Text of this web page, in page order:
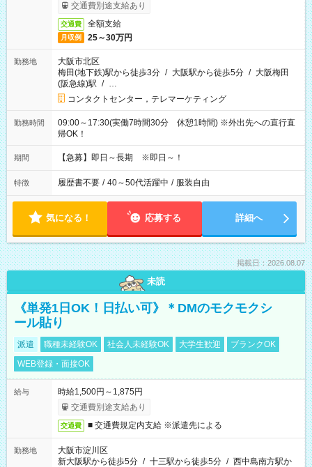
交通費別途支給あり
交通費 全額支給
月収例 25～30万円
勤務地
大阪市北区
梅田(地下鉄)駅から徒歩3分 / 大阪駅から徒歩5分 / 大阪梅田
(阪急線)駅 / …
コンタクトセンター，テレマーケティング
勤務時間
09:00～17:30(実働7時間30分 休憩1時間) ※外出先への直行直
帰OK！
期間 【急募】即日～長期 ※即日～！
特徴 履歴書不要 / 40～50代活躍中 / 服装自由
気になる！ 応募する 詳細へ
掲載日：2026.08.07
未読
《単発1日OK！日払い可》＊DMのモクモクシ
ール貼り
派遣 職種未経験OK 社会人未経験OK 大学生歓迎
ブランクOK
WEB登録・面接OK
給与
時給1,500円～1,875円
交通費別途支給あり
交通費 ■ 交通費規定内支給 ※派遣先による
勤務地
大阪市淀川区
新大阪駅から徒歩5分 / 十三駅から徒歩5分 / 西中島南方駅か